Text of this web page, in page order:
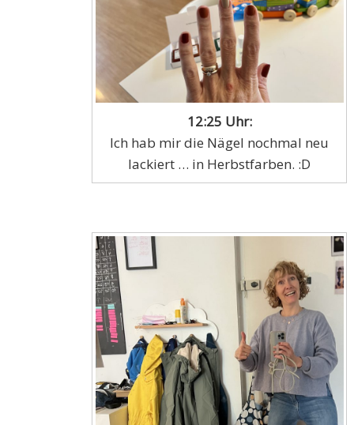
12:25 Uhr:
Ich hab mir die Nägel nochmal neu
lackiert … in Herbstfarben. :D